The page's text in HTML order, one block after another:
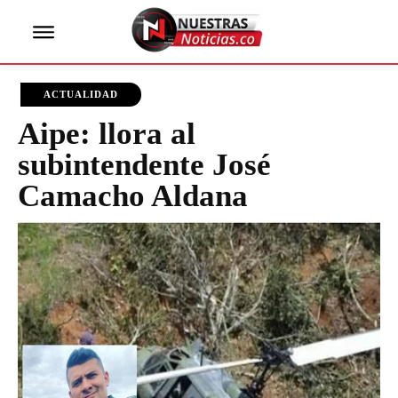
ACTUALIDAD
Aipe: llora al
subintendente José
Camacho Aldana